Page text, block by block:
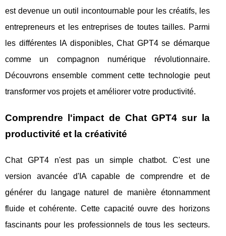
est devenue un outil incontournable pour les créatifs, les
entrepreneurs et les entreprises de toutes tailles. Parmi
les différentes IA disponibles, Chat GPT4 se démarque
comme un compagnon numérique révolutionnaire.
Découvrons ensemble comment cette technologie peut
transformer vos projets et améliorer votre productivité.
Comprendre l'impact de Chat GPT4 sur la
productivité et la créativité
Chat GPT4 n'est pas un simple chatbot. C'est une
version avancée d'IA capable de comprendre et de
générer du langage naturel de manière étonnamment
fluide et cohérente. Cette capacité ouvre des horizons
fascinants pour les professionnels de tous les secteurs.